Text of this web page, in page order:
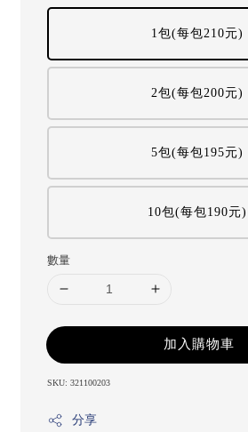
1包(每包210元)
2包(每包200元)
5包(每包195元)
10包(每包190元)
數量
加入購物車
SKU: 321100203
分享